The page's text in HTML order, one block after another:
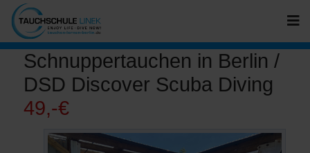
Schnuppertauchen in Berlin /
DSD Discover Scuba Diving
49,-€